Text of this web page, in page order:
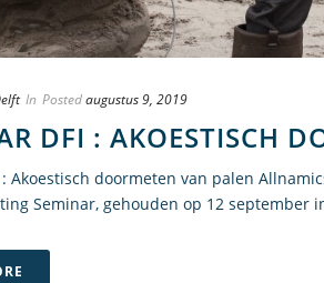
In Postedaugustus 9, 2019
DFI : AKOESTISCH
Akoestisch doormeten van palen
Seminar, gehouden op 12 september